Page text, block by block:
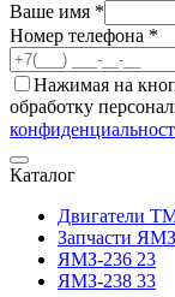
Ваше имя *
Номер телефона *
Нажимая на
обработку
Каталог
Двигатели
Запчасти ЯМЗ
ЯМЗ-236 23
ЯМЗ-238 33